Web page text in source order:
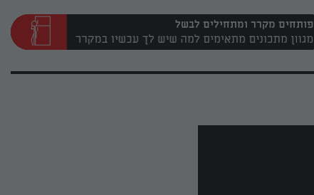
פותחים מקרר ומתחילים לבשל